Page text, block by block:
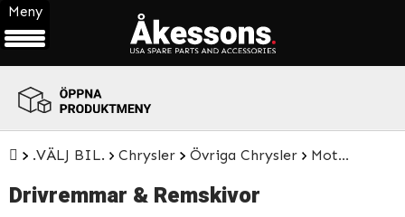
ÖPPNA
PRODUKTMENY
.VÄLJ BIL. Chrysler Övriga Chrysler Motordelar
Drivremmar & Remskivor
Meny